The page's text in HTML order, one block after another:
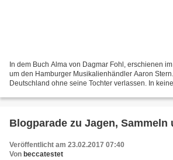
In dem Buch Alma von Dagmar Fohl, erschienen
um den Hamburger Musikalienhändler Aaron
Deutschland ohne seine Tochter verlassen. In
Blogparade zu Jagen, Sammeln
Veröffentlicht am 23.02.2017 07:40
Von beccatestet